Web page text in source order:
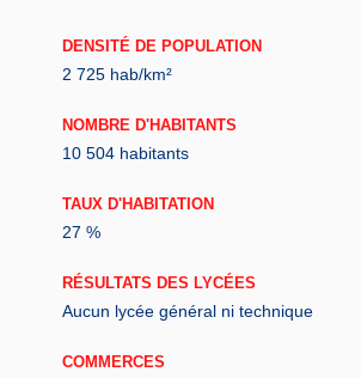
DENSITÉ DE POPULATION
2 725 hab/km²
NOMBRE D'HABITANTS
10 504 habitants
TAUX D'HABITATION
27 %
RÉSULTATS DES LYCÉES
Aucun lycée général ni technique
COMMERCES